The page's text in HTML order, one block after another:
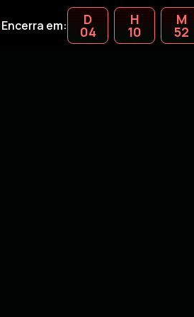
Encerra em: D
04
H
10
M
52